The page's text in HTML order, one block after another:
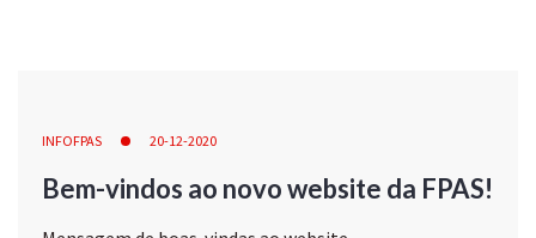
INFOFPAS 20-12-2020
Bem-vindos ao novo website da FPAS!